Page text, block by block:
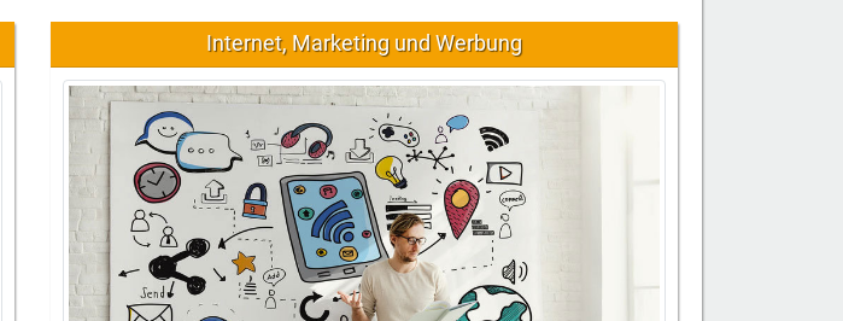
Internet, Marketing und Werbung